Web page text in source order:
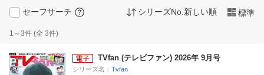
セーフサーチ シリーズNo.新しい順 標準
1～3件 (全 3件)
TVfan (テレビファン) 2026年 9月号
シリーズ名： Tvfan